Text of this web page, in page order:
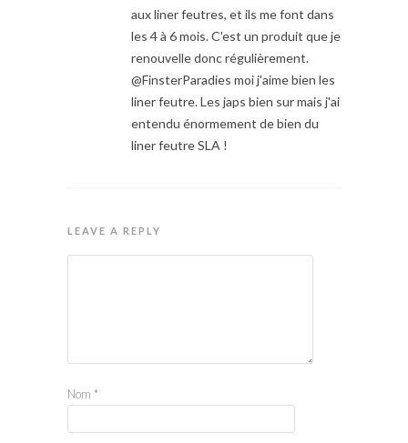
aux liner feutres, et ils me font dans
les 4 à 6 mois. C'est un produit que je
renouvelle donc régulièrement.
@FinsterParadies moi j'aime bien les
liner feutre. Les japs bien sur mais j'ai
entendu énormement de bien du
liner feutre SLA !
LEAVE A REPLY
Nom *